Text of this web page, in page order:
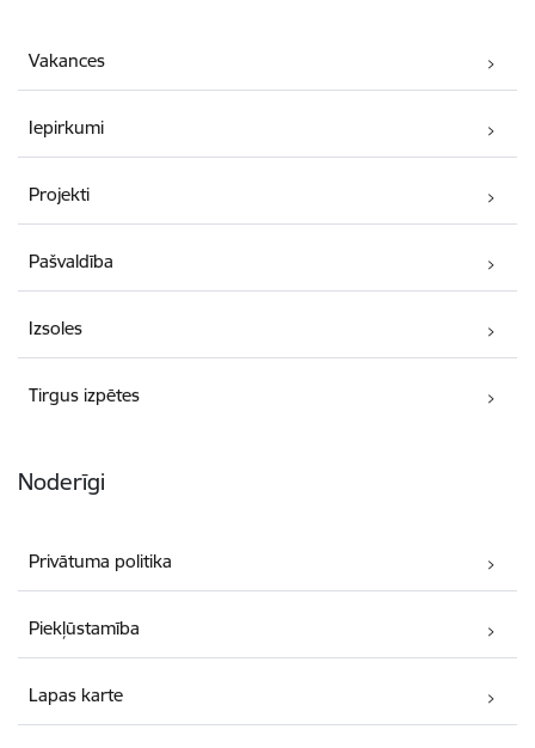
Vakances
Iepirkumi
Projekti
Pašvaldība
Izsoles
Tirgus izpētes
Noderīgi
Privātuma politika
Piekļūstamība
Lapas karte